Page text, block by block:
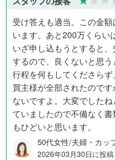
受け答えも適当。この金
います。あと200万くらい
いざ申し込もうとすると
するので、良くないと思
行程を何もしてくださら
買主様が全部されたので
ないですよ。大変でした
ていましたので不備なく
もひどいと思います。
50代女性/夫婦・カッ
2026年03月30日に投稿